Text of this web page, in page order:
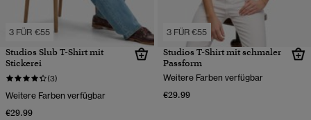
3 FÜR €55
Studios Slub T-Shirt mit
Stickerei
(3)
Weitere Farben verfügbar
€29.99
3 FÜR €55
Studios T-Shirt mit schmaler
Passform
Weitere Farben verfügbar
€29.99